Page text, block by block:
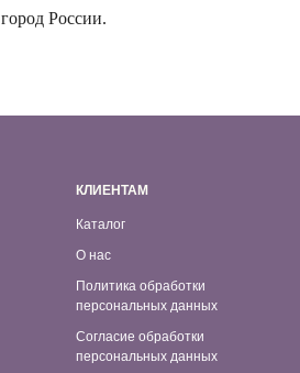
город России.
КЛИЕНТАМ
Каталог
О нас
Политика обработки
персональных данных
Согласие обработки
персональных данных